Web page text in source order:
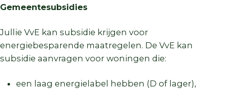
Gemeentesubsidies
Jullie VvE kan subsidie krijgen voor
energiebesparende maatregelen. De VvE kan
subsidie aanvragen voor woningen die:
een laag energielabel hebben (D of lager),